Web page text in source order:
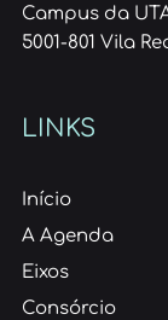
Campus da
5001-801 Vila
LINKS
Início
A Agenda
Eixos
Consórcio